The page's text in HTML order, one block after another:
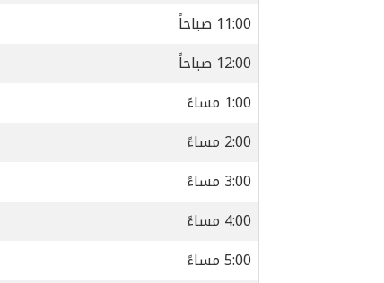
11:00 صباحاً
12:00 صباحاً
1:00 مساءً
2:00 مساءً
3:00 مساءً
4:00 مساءً
5:00 مساءً